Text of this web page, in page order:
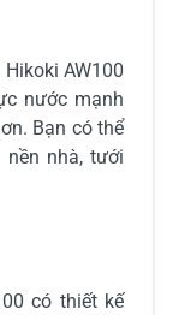
AW100
nước mạnh
Bạn có thể
nhà, tưới
có thiết kế